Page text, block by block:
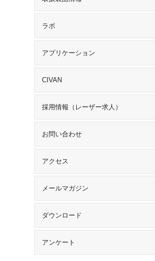
ラボ
アプリケーション
CIVAN
採用情報（レーザー求人）
お問い合わせ
アクセス
メールマガジン
ダウンロード
アンケート